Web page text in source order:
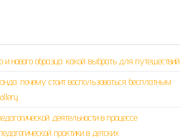
и нового образца: какой выбрать для путешествий
почему стоит воспользоваться бесплатным
деятельности в процессе
практики в детских